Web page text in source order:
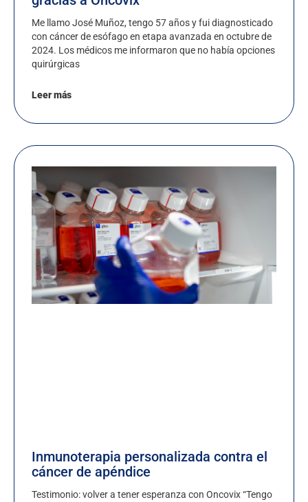
Me llamo José Muñoz, tengo 57 años y fui diagnosticado
con cáncer de esófago en etapa avanzada en octubre de
2024. Los médicos me informaron que no había opciones
quirúrgicas
Leer más
Inmunoterapia personalizada contra el
cáncer de apéndice
Testimonio: volver a tener esperanza con Oncovix “Tengo